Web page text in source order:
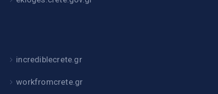
incrediblecrete.gr
workfromcrete.gr